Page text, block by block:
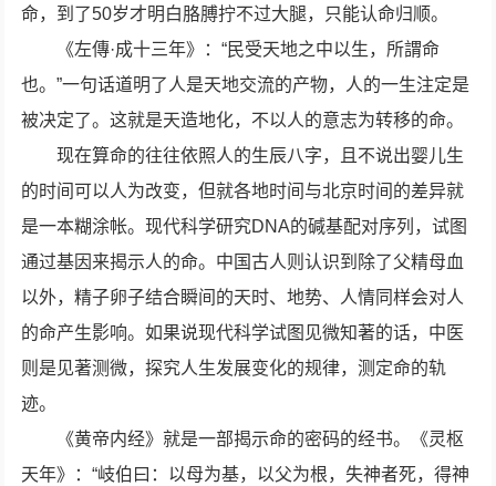
命，到了50岁才明白胳膊拧不过大腿，只能认命归顺。
《左傳·成十三年》：“民受天地之中以生，所謂命
也。”一句话道明了人是天地交流的产物，人的一生注定是
被决定了。这就是天造地化，不以人的意志为转移的命。
现在算命的往往依照人的生辰八字，且不说出婴儿生
的时间可以人为改变，但就各地时间与北京时间的差异就
是一本糊涂帐。现代科学研究DNA的碱基配对序列，试图
通过基因来揭示人的命。中国古人则认识到除了父精母血
以外，精子卵子结合瞬间的天时、地势、人情同样会对人
的命产生影响。如果说现代科学试图见微知著的话，中医
则是见著测微，探究人生发展变化的规律，测定命的轨
迹。
《黄帝内经》就是一部揭示命的密码的经书。《灵枢
天年》：“岐伯曰：以母为基，以父为根，失神者死，得神